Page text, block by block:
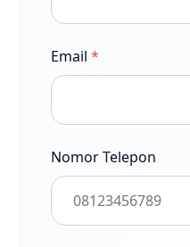
Email *
Nomor Telepon